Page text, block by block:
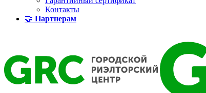
Контакты
🤝 Партнерам